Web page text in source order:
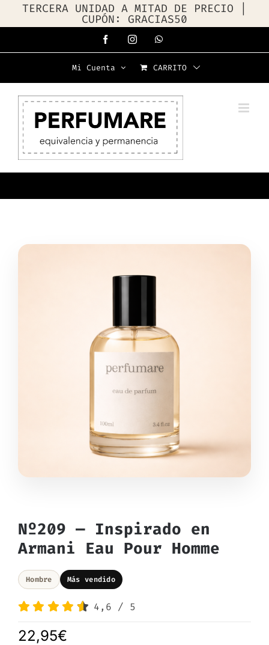
TERCERA UNIDAD A MITAD DE PRECIO |
CUPÓN: GRACIAS50
al
FacebookInstagramWhatsApp
Mi Cuenta CARRITO
Nº209 — Inspirado en
Armani Eau Pour Homme
Hombre Más vendido
4,6 / 5
22,95€